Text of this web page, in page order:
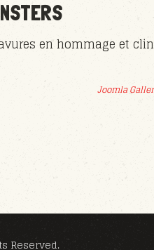
en hommage et
Joomla
Reserved.